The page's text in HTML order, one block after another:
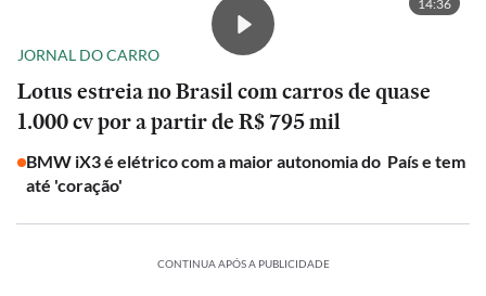
14:36
JORNAL DO CARRO
Lotus estreia no Brasil com carros de quase
1.000 cv por a partir de R$ 795 mil
BMW iX3 é elétrico com a maior autonomia do País e tem
até 'coração'
CONTINUA APÓS A PUBLICIDADE